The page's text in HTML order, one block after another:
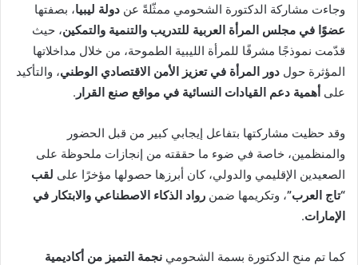
ر
و
ن
ي
ا
وجاءت مشاركة الدكتورة الشحومي ممثّلةً عن دولة ليبيا، بصفتها
عضوًا في مجلس المرأة العربية للتدريب والتنمية والتمكين، حيث
قدّمت نموذجًا مشرفًا للمرأة الليبية الطموحة، من خلال مداخلاتها
المؤثرة حول دور المرأة في تعزيز الأمن الاقتصادي الوطني، والتأكيد
على أهمية دعم القيادات النسائية في مواقع صنع القرار .
وقد حظيت مشاركتها بتفاعل إيجابي كبير من قبل الحضور
والمنظمين، خاصة في ضوء ما حققته من إنجازات ملحوظة على
الصعيدين الإقليمي والدولي، كان أبرزها حصولها مؤخرًا على لقب
“تاج العرب”، وتكريمها ضمن رواد الذكاء الاصطناعي والابتكار في
الإمارات.
كما تم منح الدكتورة بسمة الشحومي نجمة التميز من أكاديمية